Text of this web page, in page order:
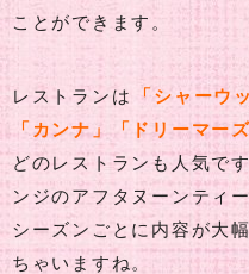
ことができます。
レストランは
「シャーウ
「カンナ」「ドリーマー
どのレストランも人気で
ンジのアフタヌーンティ
シーズンごとに内容が大
ちゃいますね。